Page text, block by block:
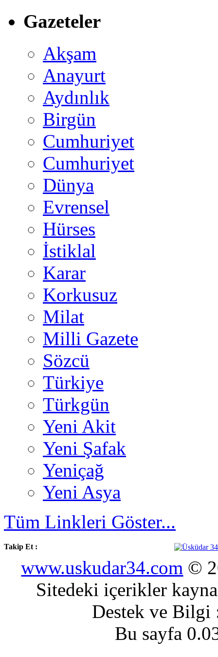
Gazeteler
Akşam
Anayurt
Aydınlık
Birgün
Cumhuriyet
Cumhuriyet
Dünya
Evrensel
Hürses
İstiklal
Karar
Korkusuz
Milat
Milli Gazete
Sözcü
Türkiye
Türkgün
Yeni Akit
Yeni Şafak
Yeniçağ
Yeni Asya
Tüm Linkleri Göster...
Takip Et :
www.uskudar34.com ©
Sitedeki içerikler
Destek ve
Bu sayfa